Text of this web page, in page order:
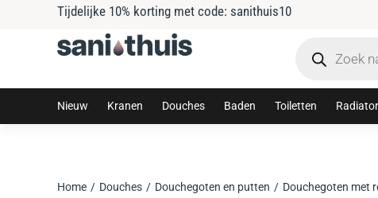
Tijdelijke 10% korting met code: sanithuis10
Nieuw Kranen Douches Baden Toiletten
Je bent hier:
Home Douches Douchegoten en putten Douchegoten met